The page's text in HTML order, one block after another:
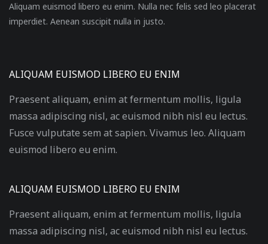
Aliquam euismod libero eu enim. Nulla nec felis sed leo placerat
imperdiet. Aenean suscipit nulla in justo.
ALIQUAM EUISMOD LIBERO EU ENIM
Praesent aliquam, enim at fermentum mollis, ligula
massa adipiscing nisl, ac euismod nibh nisl eu lectus.
Fusce vulputate sem at sapien. Vivamus leo. Aliquam
euismod libero eu enim.
ALIQUAM EUISMOD LIBERO EU ENIM
Praesent aliquam, enim at fermentum mollis, ligula
massa adipiscing nisl, ac euismod nibh nisl eu lectus.